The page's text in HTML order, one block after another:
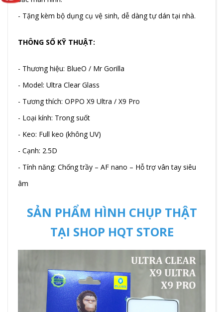
- Tặng kèm bộ dụng cụ vệ sinh, dễ dàng tự dán tại nhà.
THÔNG SỐ KỸ THUẬT:
- Thương hiệu: BlueO / Mr Gorilla
- Model: Ultra Clear Glass
- Tương thích: OPPO X9 Ultra / X9 Pro
- Loại kính: Trong suốt
- Keo: Full keo (không UV)
- Cạnh: 2.5D
- Tính năng: Chống trầy – AF nano – Hỗ trợ vân tay siêu
âm
SẢN PHẨM HÌNH CHỤP THẬT
TẠI SHOP HQT STORE